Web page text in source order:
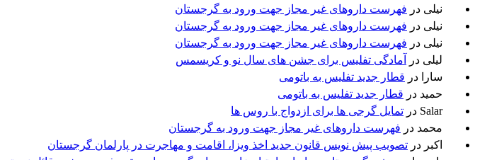
نیلی در فهرست داروهای غیر مجاز جهت ورود به گرجستان
نیلی در فهرست داروهای غیر مجاز جهت ورود به گرجستان
نیلی در فهرست داروهای غیر مجاز جهت ورود به گرجستان
لیلی در
آمادگی تفلیس برای جشن های سال نو و کریسمس
سارا
در قطار جدید تفلیس به باتومی
حمید در قطار جدید تفلیس به باتومی
Salar در تمایل گرجی ها برای ازدواج با روس ها
محمد در فهرست داروهای غیر مجاز جهت ورود به گرجستان
اکبر در تصویب پیش نویس قانون جدید اخذ ویزا، اقامت و مهاجرت در پارلمان گرجستان